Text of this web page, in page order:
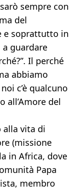
sempre con
del
e soprattutto in
guardare
Il perché
abbiamo
c’è qualcuno
all’Amore del
alla vita di
(missione
in Africa, dove
Papa
membro